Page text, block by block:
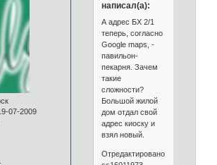
07-2009
написал(а):
А адрес БХ 2/1
теперь, согласно
Google maps, -
павильон-
пекарня. Зачем
такие
сложности?
Большой жилой
дом отдал свой
адрес киоску и
взял новый.
Отредактировано